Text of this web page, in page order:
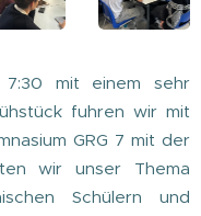
mit einem sehr
fuhren wir mit
GRG 7 mit der
wir unser Thema
Schülern und